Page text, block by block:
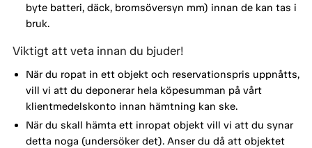
byte batteri, däck, bromsöversyn mm) innan de kan tas i
bruk.
Viktigt att veta innan du bjuder!
När du ropat in ett objekt och reservationspris uppnåtts,
vill vi att du deponerar hela köpesumman på vårt
klientmedelskonto innan hämtning kan ske.
När du skall hämta ett inropat objekt vill vi att du synar
detta noga (undersöker det). Anser du då att objektet